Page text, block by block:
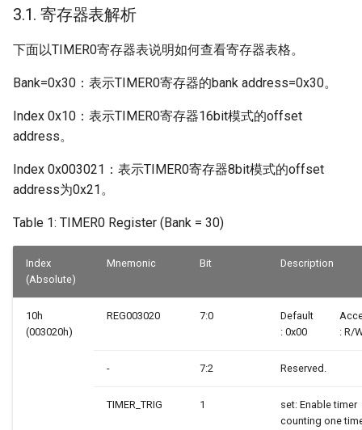
3.1. 寄存器表解析
下面以TIMER0寄存器表说明如何查看寄存器表格。
Bank=0x30：表示TIMER0寄存器的bank address=0x30。
Index 0x10：表示TIMER0寄存器16bit模式的offset
address。
Index 0x003021：表示TIMER0寄存器8bit模式的offset
address为0x21。
Table 1: TIMER0 Register (Bank = 30)
Index
(Absolute)
Mnemonic Bit Description
10h
(003020h)
REG003020 7:0
Default
: 0x00
: R/
- 7:2 Reserved.
TIMER_TRIG 1
set: Enable timer
counting one